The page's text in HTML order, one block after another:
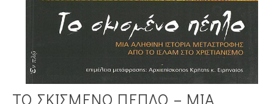
ΤΟ ΣΚΙΣΜΕΝΟ ΠΕΠΛΟ – ΜΙΑ